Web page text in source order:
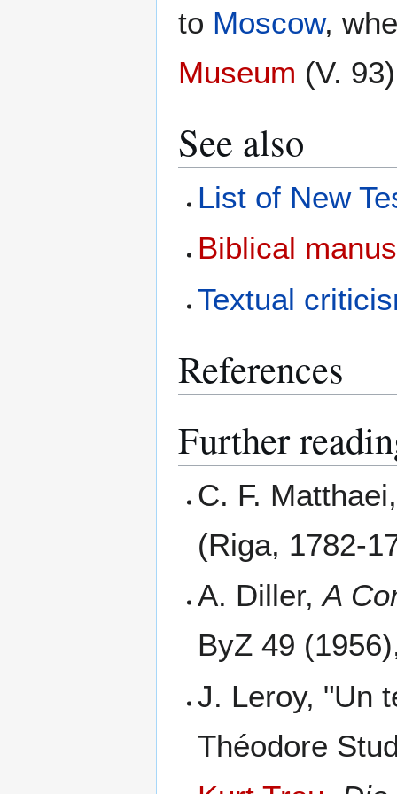
to Moscow,
Museum (V.
See also
List of New
Biblical
Textual
References
Further
C. F.
(Riga, 1782-
A. Diller,A
ByZ 49
J. Leroy, "Un
Théodore